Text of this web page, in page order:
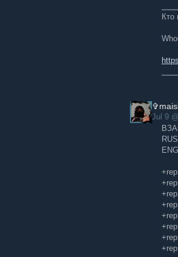
Кто
Jul 9
+rep